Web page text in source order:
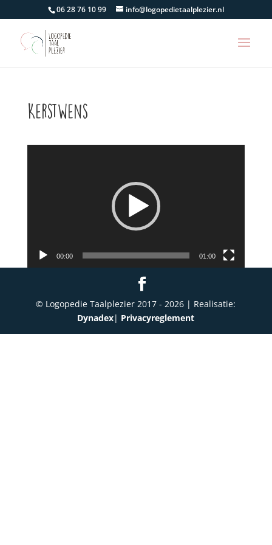
06 28 76 10 99 info@logopedietaalplezier.nl
Kerstwens
00:00 01:00
© Logopedie Taalplezier 2017 - 2026 | Realisatie:
Dynadex| Privacyreglement